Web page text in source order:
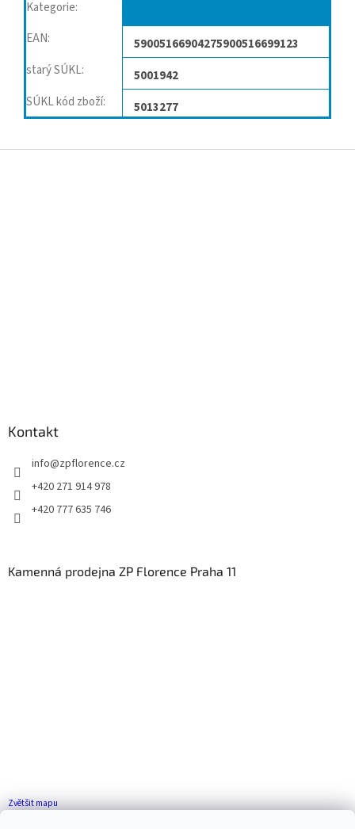
Kategorie:
EAN:
59005166904275900516699123
starý SÚKL:
5001942
SÚKL kód zboží: 5013277
Kontakt
info@zpflorence.cz
+420 271 914 978
+420 777 635 746
Kamenná prodejna ZP Florence Praha 11
Zvětšit mapu